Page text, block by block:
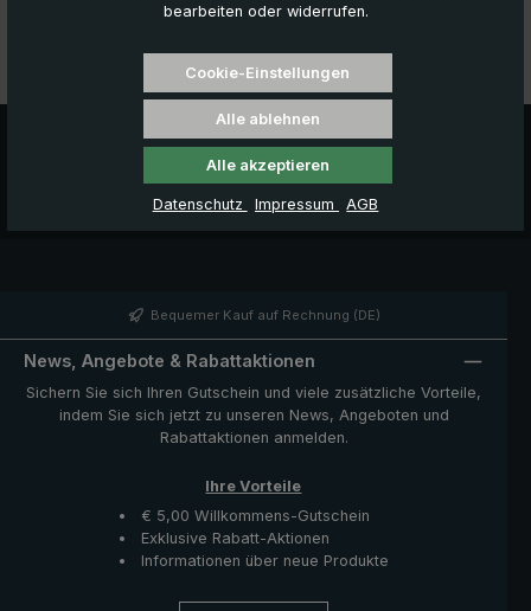
Bequemer Kauf auf Rechnung (DE)
News, Angebote & Rabattaktionen
Sichern Sie sich Ihren Gutschein und viele zusätzliche Vorteile,
indem Sie sich jetzt zu unseren News, Angeboten und
Rabattaktionen anmelden.
Ihre Vorteile
€ 5,00 Willkommens-Gutschein
Exklusive Rabatt-Aktionen
Informationen über neue Produkte
bearbeiten oder widerrufen.
Cookie-Einstellungen
Alle ablehnen
Alle akzeptieren
Datenschutz Impressum AGB